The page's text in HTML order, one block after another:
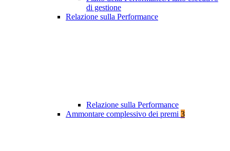
di gestione
Relazione sulla Performance
Relazione sulla Performance
Ammontare complessivo dei premi 3